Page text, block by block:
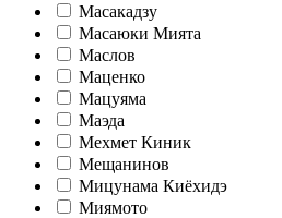
Масакадзу
Масаюки Мията
Маслов
Маценко
Мацуяма
Маэда
Мехмет Киник
Мещанинов
Мицунама Киёхидэ
Миямото